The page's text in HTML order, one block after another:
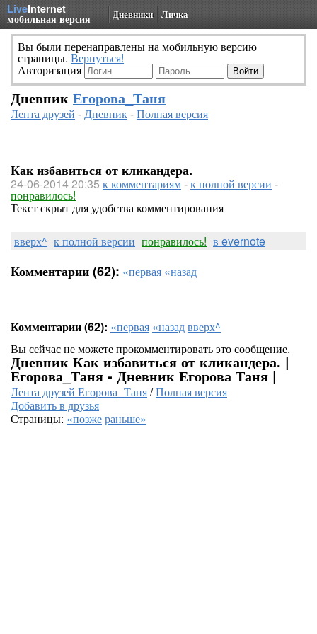
LiveInternet
мобильная версия Дневники Личка
Вы были перенаправлены на мобильную версию
страницы. Вернуться!
Авторизация
Дневник Егорова_Таня
Лента друзей -Дневник-Полная версия
Как избавиться от кликандера.
24-06-2014 20:35 к комментариям-к полной версии -
понравилось!
Текст скрыт для удобства комментирования
вверх^ к полной версии понравилось! в evernote
Комментарии (62): «первая «назад
Комментарии (62): «первая «назадвверх^
Вы сейчас не можете прокомментировать это сообщение.
Дневник Как избавиться от кликандера. |
Егорова_Таня - Дневник Егорова Таня |
Лента друзей Егорова_Таня/Полная версия
Добавить в друзья
Страницы: «позжераньше»